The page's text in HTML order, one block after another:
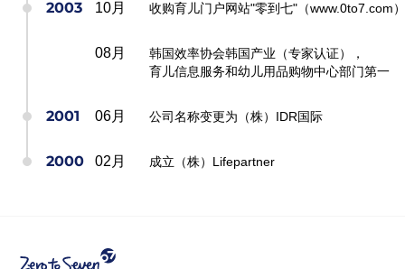
2003 10月 收购育儿门户网站"零到七"（www.0to7.com）
08月
韩国效率协会韩国产业（专家认证），
育儿信息服务和幼儿用品购物中心部门第一
2001 06月 公司名称变更为（株）IDR国际
2000 02月 成立（株）Lifepartner